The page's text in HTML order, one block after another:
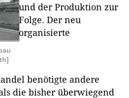
und der Produktion zur
Folge. Der neu
organisierte
benötigte andere
die bisher überwiegend